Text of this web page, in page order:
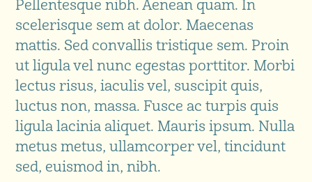
Pellentesque nibh. Aenean quam. In
scelerisque sem at dolor. Maecenas
mattis. Sed convallis tristique sem. Proin
ut ligula vel nunc egestas porttitor. Morbi
lectus risus, iaculis vel, suscipit quis,
luctus non, massa. Fusce ac turpis quis
ligula lacinia aliquet. Mauris ipsum. Nulla
metus metus, ullamcorper vel, tincidunt
sed, euismod in, nibh.